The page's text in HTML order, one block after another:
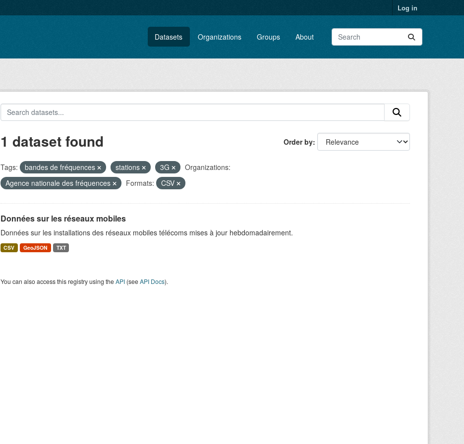
Log in
Datasets Organizations Groups About
Order by
1 dataset found
Tags: bandes de fréquences stations 3G
Organizations:
Agence nationale des fréquences
Formats: CSV
Données sur les réseaux mobiles
Données sur les installations des réseaux mobiles télécoms mises à jour hebdomadairement.
CSV GeoJSON TXT
You can also access this registry using theAPI(seeAPI Docs).